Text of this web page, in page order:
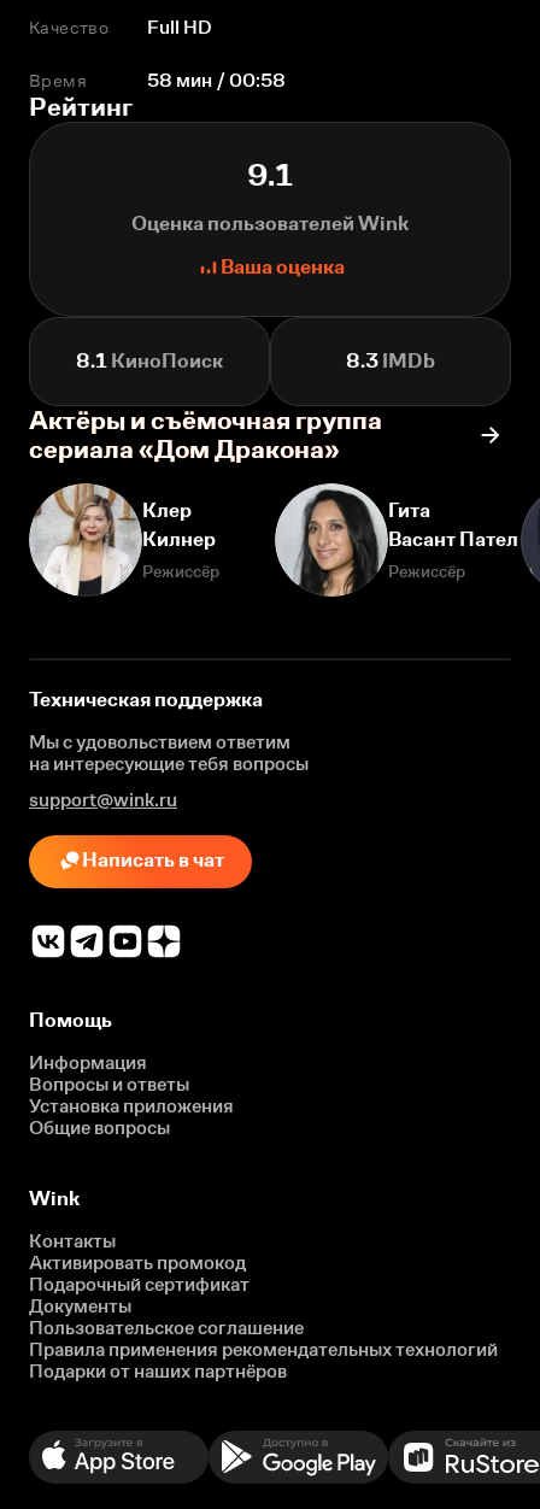
Качество Full HD
Время 58 мин / 00:58
Рейтинг
9.1
Оценка пользователей Wink
Ваша оценка
8.1 КиноПоиск 8.3 IMDb
Актёры и съёмочная группа
сериала «Дом Дракона»
Клер
Килнер
Режиссёр
Гита
Васант Пател
Режиссёр
Техническая поддержка
Мы с удовольствием ответим
на интересующиетебя вопросы
support@wink.ru
Написать в чат
Помощь
Информация
Вопросы и ответы
Установка приложения
Общие вопросы
Wink
Контакты
Активировать промокод
Подарочный сертификат
Документы
Пользовательское соглашение
Правила применения рекомендательных технологий
Подарки от наших партнёров